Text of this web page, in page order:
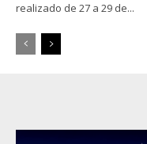
realizado de 27 a 29 de...